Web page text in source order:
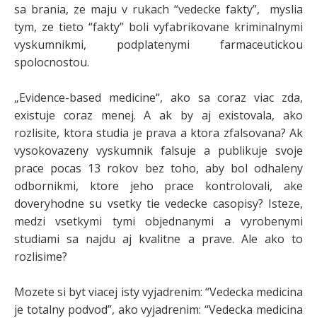
sa brania, ze maju v rukach “vedecke fakty”, myslia
tym, ze tieto “fakty” boli vyfabrikovane kriminalnymi
vyskumnikmi, podplatenymi farmaceutickou
spolocnostou.
„Evidence-based medicine“, ako sa coraz viac zda,
existuje coraz menej. A ak by aj existovala, ako
rozlisite, ktora studia je prava a ktora zfalsovana? Ak
vysokovazeny vyskumnik falsuje a publikuje svoje
prace pocas 13 rokov bez toho, aby bol odhaleny
odbornikmi, ktore jeho prace kontrolovali, ake
doveryhodne su vsetky tie vedecke casopisy? Isteze,
medzi vsetkymi tymi objednanymi a vyrobenymi
studiami sa najdu aj kvalitne a prave. Ale ako to
rozlisime?
Mozete si byt viacej isty vyjadrenim: “Vedecka medicina
je totalny podvod”, ako vyjadrenim: “Vedecka medicina